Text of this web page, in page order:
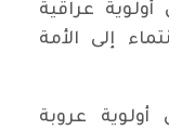
عراقية
إلى الأمة
عروبة